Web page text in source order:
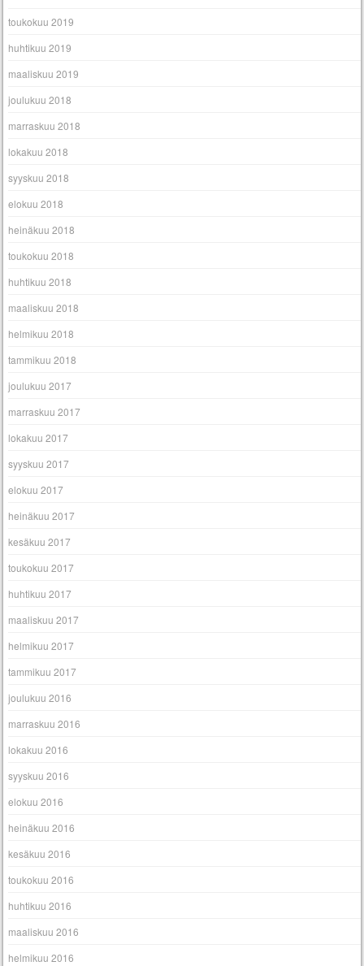
toukokuu 2019
huhtikuu 2019
maaliskuu 2019
joulukuu 2018
marraskuu 2018
lokakuu 2018
syyskuu 2018
elokuu 2018
heinäkuu 2018
toukokuu 2018
huhtikuu 2018
maaliskuu 2018
helmikuu 2018
tammikuu 2018
joulukuu 2017
marraskuu 2017
lokakuu 2017
syyskuu 2017
elokuu 2017
heinäkuu 2017
kesäkuu 2017
toukokuu 2017
huhtikuu 2017
maaliskuu 2017
helmikuu 2017
tammikuu 2017
joulukuu 2016
marraskuu 2016
lokakuu 2016
syyskuu 2016
elokuu 2016
heinäkuu 2016
kesäkuu 2016
toukokuu 2016
huhtikuu 2016
maaliskuu 2016
helmikuu 2016